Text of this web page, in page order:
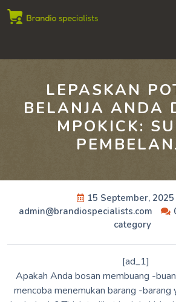
Skip
LEPASKAN
BELANJA ANDA
MPOKICK:
15 September, 2025
admin@brandiospecialists.com
category
[ad_1]
Apakah Anda bosan membuang -
mencoba menemukan barang -barang